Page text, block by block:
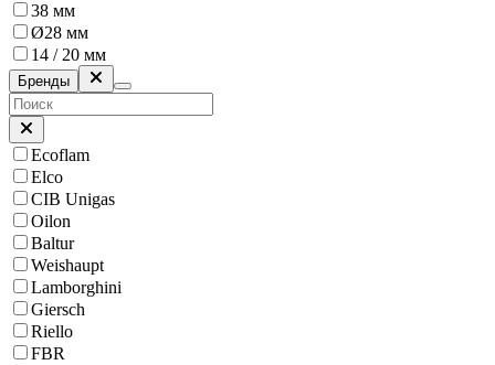
38 мм
Ø28 мм
14 / 20 мм
Бренды
Ecoflam
Elco
CIB Unigas
Oilon
Baltur
Weishaupt
Lamborghini
Giersch
Riello
FBR